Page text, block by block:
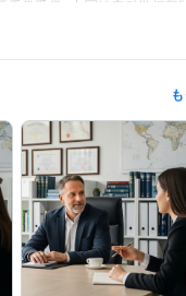
秀賞受賞
中冨健康科学振興
集会　優秀演題賞
ー）
トレーニング系　学
産学連携メディカルフロンテ
ミナー 日本心臓リハビリ
春季リーグ戦 優秀選手賞